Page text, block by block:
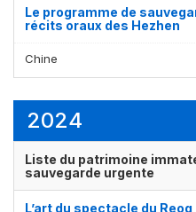
Le programme de
récits oraux des Hezhen
Chine
2024
Liste du patrimoine
sauvegarde urgente
L’art du spectacle du